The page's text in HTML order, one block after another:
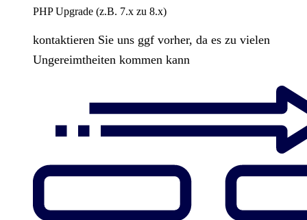
PHP Upgrade (z.B. 7.x zu 8.x)
kontaktieren Sie uns ggf vorher, da es zu vielen
Ungereimtheiten kommen kann